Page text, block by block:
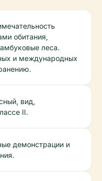
обитания,
леса.
и международных
вид,
II.
демонстрации и